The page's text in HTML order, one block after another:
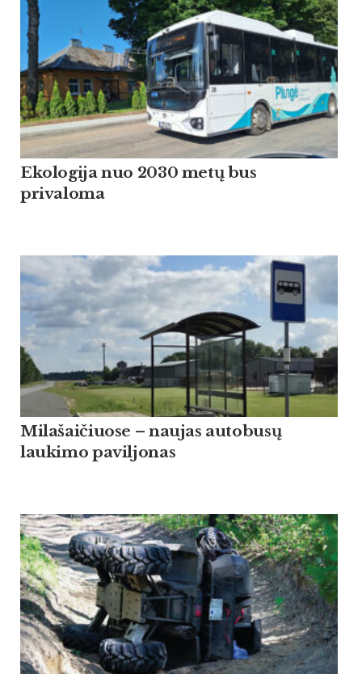
Ekologija nuo 2030 metų bus
privaloma
Milašaičiuose – naujas autobusų
laukimo paviljonas